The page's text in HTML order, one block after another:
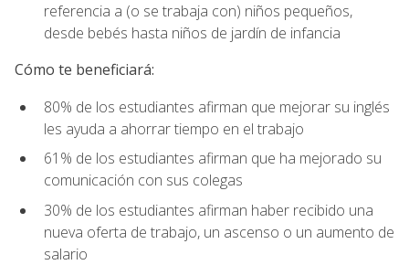
referencia a (o se trabaja con) niños pequeños,
desde bebés hasta niños de jardín de infancia
Cómo te beneficiará:
80% de los estudiantes afirman que mejorar su inglés
les ayuda a ahorrar tiempo en el trabajo
61% de los estudiantes afirman que ha mejorado su
comunicación con sus colegas
30% de los estudiantes afirman haber recibido una
nueva oferta de trabajo, un ascenso o un aumento de
salario